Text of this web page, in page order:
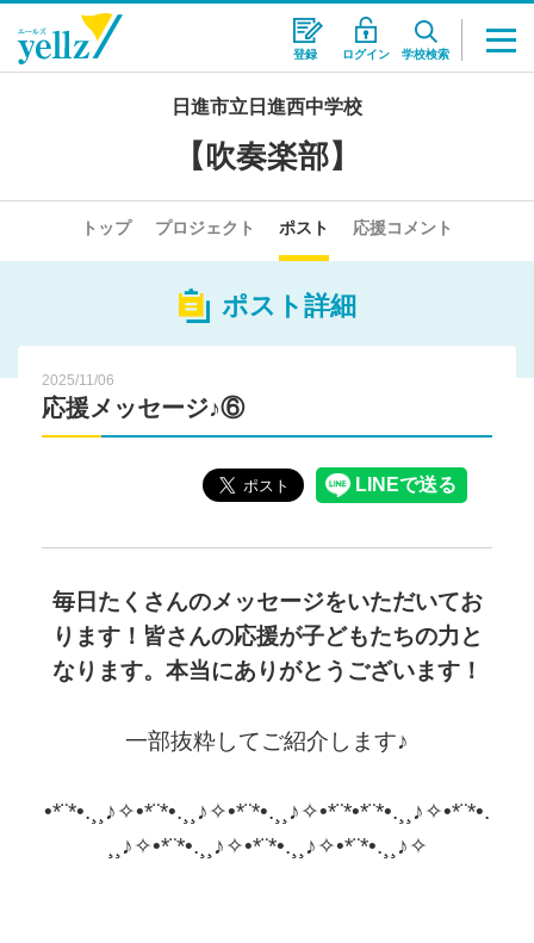
登録 ログイン 学校検索
日進市立日進西中学校
【吹奏楽部】
トップ プロジェクト ポスト 応援コメント
ポスト詳細
2025/11/06
応援メッセージ♪⑥
毎日たくさんのメッセージをいただいてお
ります！皆さんの応援が子どもたちの力と
なります。本当にありがとうございます！
一部抜粋してご紹介します♪
•*¨*•.¸¸♪✧•*¨*•.¸¸♪✧•*¨*•.¸¸♪✧•*¨*•*¨*•.¸¸♪✧•*¨*•.
¸¸♪✧•*¨*•.¸¸♪✧•*¨*•.¸¸♪✧•*¨*•.¸¸♪✧